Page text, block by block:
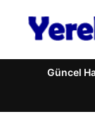
Güncel